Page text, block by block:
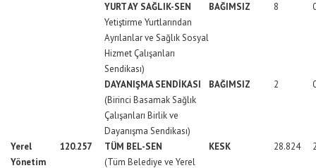
YURT AY SAĞLIK-SEN
BAĞIMSIZ 8
Yetiştirme Yurtlarından
Ayrılanlar ve Sağlık Sosyal
Hizmet Çalışanları
Sendikası)
DAYANIŞMA SENDİKASI
BAĞIMSIZ 2
(Birinci Basamak Sağlık
Çalışanları Birlik ve
Dayanışma Sendikası)
Yerel
Yönetim
120.257 TÜM BEL-SEN KESK 28.824
(Tüm Belediye ve Yerel